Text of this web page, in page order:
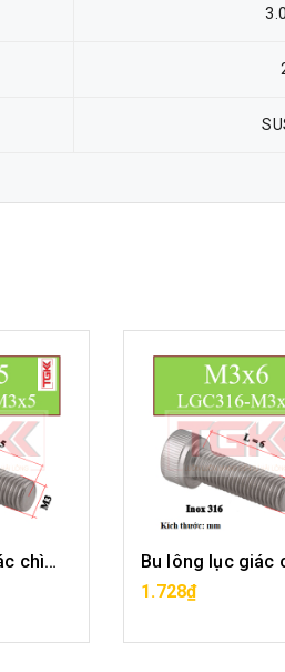
Bu lông lục giác chìm inox 316-M3x5
1.728₫